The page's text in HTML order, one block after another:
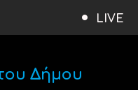
LIVE
Δήμου